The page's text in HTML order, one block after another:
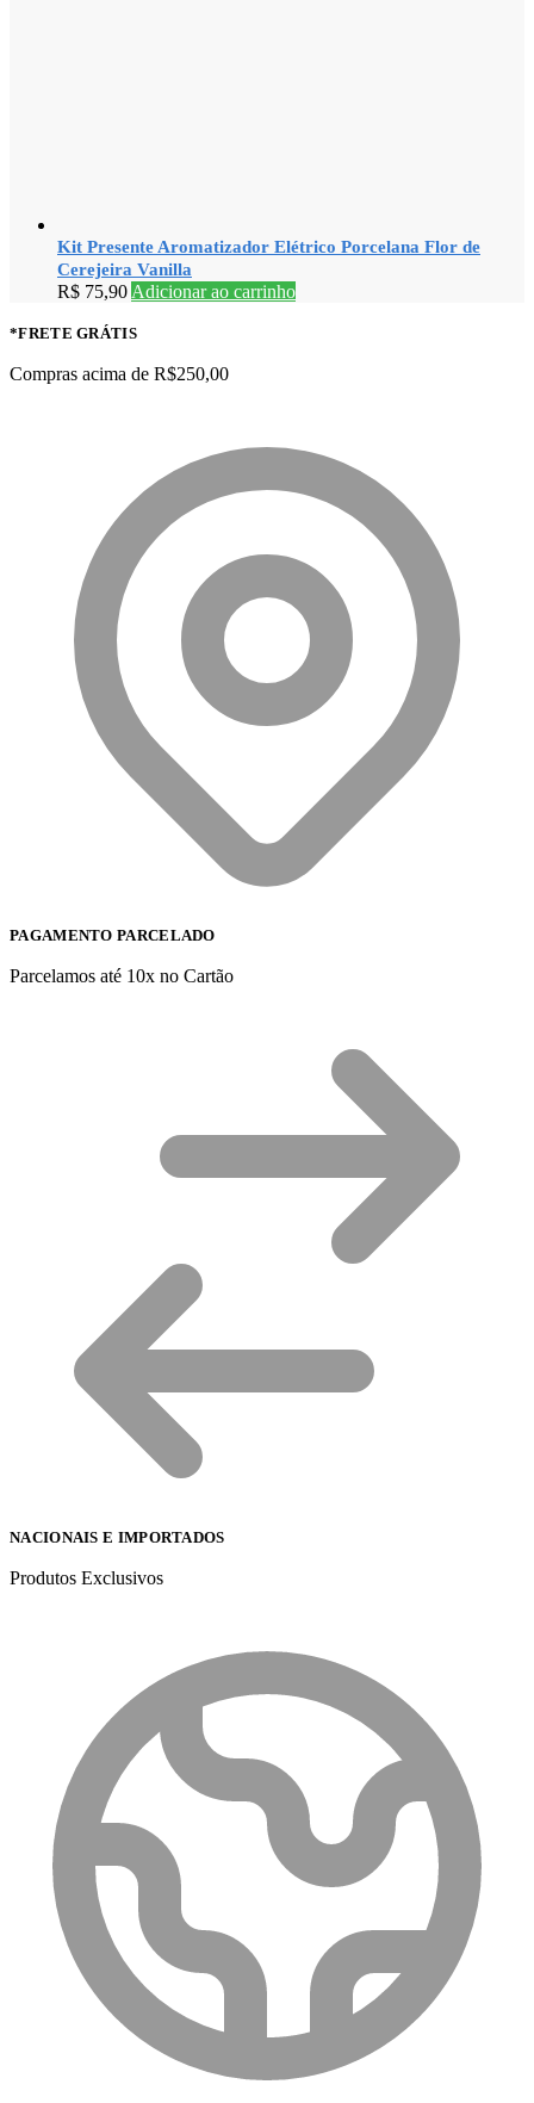
Kit Presente Aromatizador Elétrico Porcelana Flor de
Cerejeira Vanilla
R$ 75,90 Adicionar ao carrinho
*FRETE GRÁTIS
Compras acima de R$250,00
PAGAMENTO PARCELADO
Parcelamos até 10x no Cartão
NACIONAIS E IMPORTADOS
Produtos Exclusivos